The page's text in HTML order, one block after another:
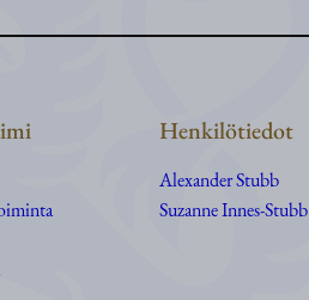
Henkilötiedot
Alexander Stubb
Suzanne Innes-Stubb